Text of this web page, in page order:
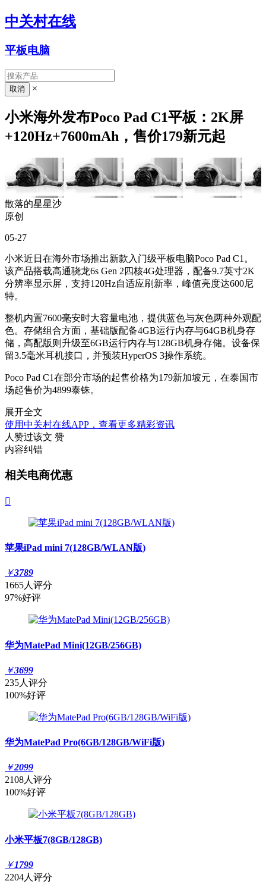
中关村在线
平板电脑
×
小米海外发布Poco Pad C1平板：2K屏
+120Hz+7600mAh，售价179新元起
散落的星星沙
原创
05-27
小米近日在海外市场推出新款入门级平板电脑Poco Pad C1。
该产品搭载高通骁龙6s Gen 2四核4G处理器，配备9.7英寸2K
分辨率显示屏，支持120Hz自适应刷新率，峰值亮度达600尼
特。
整机内置7600毫安时大容量电池，提供蓝色与灰色两种外观配
色。存储组合方面，基础版配备4GB运行内存与64GB机身存
储，高配版则升级至6GB运行内存与128GB机身存储。设备保
留3.5毫米耳机接口，并预装HyperOS 3操作系统。
Poco Pad C1在部分市场的起售价格为179新加坡元，在泰国市
场起售价为4899泰铢。
展开全文
使用中关村在线APP，查看更多精彩资讯
人赞过该文 赞
内容纠错
相关电商优惠

苹果iPad mini 7(128GB/WLAN版)
￥3789
1665人评分
97%好评
华为MatePad Mini(12GB/256GB)
￥3699
235人评分
100%好评
华为MatePad Pro(6GB/128GB/WiFi版)
￥2099
2108人评分
100%好评
小米平板7(8GB/128GB)
￥1799
2204人评分